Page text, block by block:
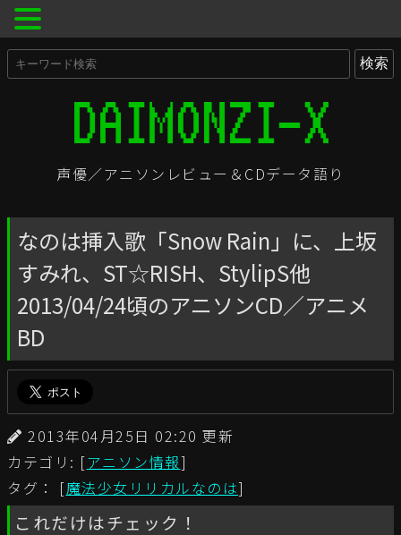
声優／アニソンレビュー＆CDデータ語り
なのは挿入歌「Snow Rain」に、上坂
すみれ、ST☆RISH、StylipS他
2013/04/24頃のアニソンCD／アニメ
BD
2013年04月25日 02:20 更新
カテゴリ: [アニソン情報]
タグ： [魔法少女リリカルなのは]
これだけはチェック！